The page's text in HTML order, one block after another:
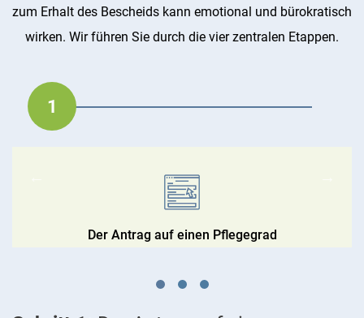
zum Erhalt des Bescheids kann emotional und bürokratisch
wirken. Wir führen Sie durch die vier zentralen Etappen.
1
Der Antrag auf einen Pflegegrad
2
Die Pflegebegutachtung durch den MD
3
Das Gutachten und der Bescheid